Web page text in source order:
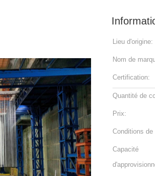
Lieu d'origine:
Nom de
Certification:
Quantité de
Prix:
Conditions de
Capacité